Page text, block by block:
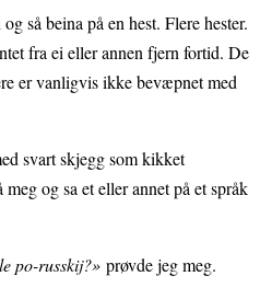
så beina på en hest. Flere hester.
fra ei eller annen fjern fortid. De
er vanligvis ikke bevæpnet med
svart skjegg som kikket
og sa et eller annet på et språk
po-russkij?» prøvde jeg meg.